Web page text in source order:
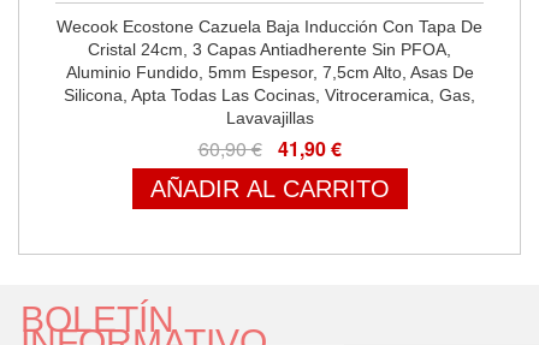
Wecook Ecostone Cazuela Baja Inducción Con Tapa De
Cristal 24cm, 3 Capas Antiadherente Sin PFOA,
Aluminio Fundido, 5mm Espesor, 7,5cm Alto, Asas De
Silicona, Apta Todas Las Cocinas, Vitroceramica, Gas,
Lavavajillas
60,90 € 41,90 €
AÑADIR AL CARRITO
BOLETÍN